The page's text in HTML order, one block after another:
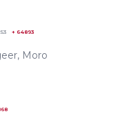
+ 64893
Moro